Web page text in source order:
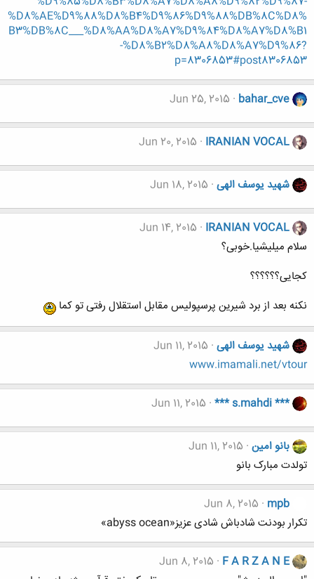
%D8%AE%D9%88%D8%B4%D9%86%D9%88%DB%8C%D8%
B3%DB%8C___%D8%AA%D8%A7%D9%84%D8%A7%D8%B1
-%D8%B2%D8%A8%D8%A7%D9%86?
p=8306853#post8306853
bahar_cve
Jun 25, 2015
IRANIAN VOCAL
Jun 20, 2015
شهید یوسف الهی Jun 18, 2015
IRANIAN VOCAL
Jun 14, 2015
سلام میلیشیا.خوبی؟
کجایی؟؟؟؟؟؟
نکنه بعد از برد شیرین پرسپولیس مقابل استقلال رفتی تو کما
شهید یوسف الهی Jun 11, 2015
www.imamali.net/vtour
*** s.mahdi ***
Jun 11, 2015
بانو امین Jun 11, 2015
تولدت مبارک بانو
mpb
Jun 8, 2015
تکرار بودنت شادباش شادی عزیز«abyss ocean»
F A R Z A N E
Jun 8, 2015